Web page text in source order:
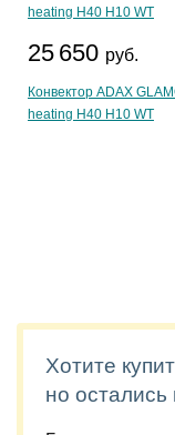
25 650 руб.
Конвектор ADAX
heating H40 H10 WT
Хотите
но